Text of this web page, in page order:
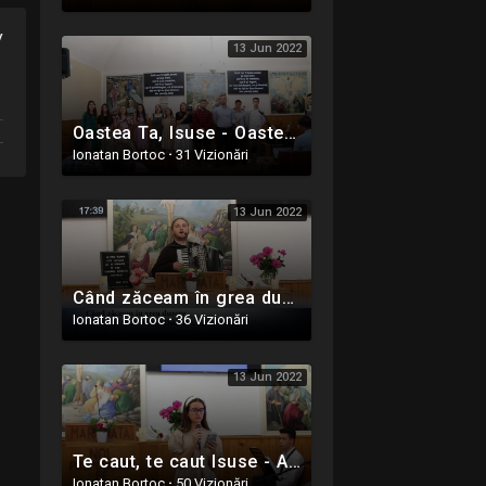
13 Jun 2022
Oastea Ta, Isuse - Oastea Domnului - Ighiel, Alba - 5 Iunie 2022
Ionatan Bortoc · 31 Vizionări
13 Jun 2022
Când zăceam în grea durere - Preot Adi Moteca - Oastea Domnului - Ighiel, Alba - 5 Iunie 2022
Ionatan Bortoc ·36 Vizionări
13 Jun 2022
Te caut, te caut Isuse - Andreea Opruța - Oastea Domnului - Ighiel, Alba - 5 Iunie 2022